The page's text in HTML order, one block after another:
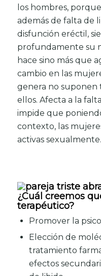
los hombres,
además de falta de
disfunción eréctil,
profundamente su
hace sino más que
cambio en las
genera no suponen
ellos. Afecta a la
impide que
contexto, las
activas sexualmente.
¿Cuál creemos
terapéutico?
Promover la
Elección de
tratamiento
efectos